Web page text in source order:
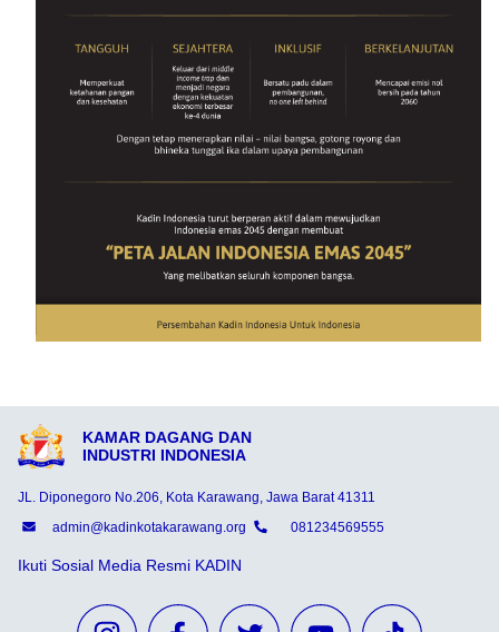
KAMAR DAGANG DAN
INDUSTRI INDONESIA
JL. Diponegoro No.206, Kota Karawang, Jawa Barat 41311
admin@kadinkotakarawang.org
081234569555
Ikuti Sosial Media Resmi KADIN